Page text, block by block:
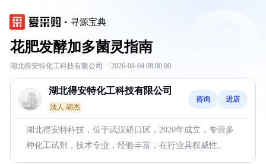
寻源宝典
花肥发酵加多菌灵指南
湖北得安特化工科技有限公司 · 2026-08-04 08:00:00
湖北得安特化工科技有限公司
法人:胡杰
咨询 进店
湖北得安特科技，位于武汉硚口区，2020年成立，专营多
种化工试剂，技术专业，经验丰富，在行业具权威性。